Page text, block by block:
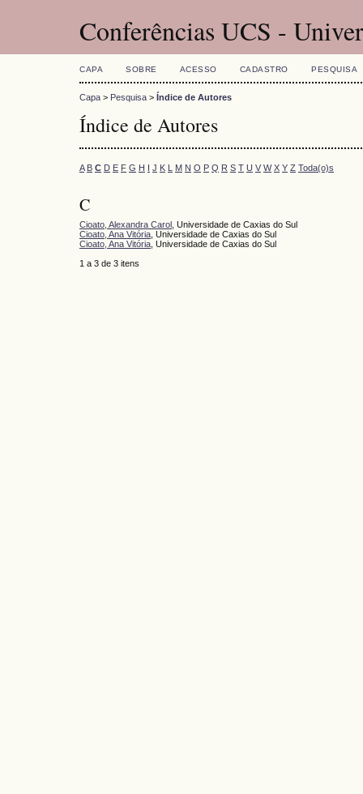
Conferências UCS -
CAPA SOBRE ACESSO CADASTRO PESQUISA
Capa > Pesquisa > Índice de Autores
Índice de Autores
A B C D E F G H I J K L M N O P Q R S T U V W X Y Z Toda(o)s
C
Cioato, Alexandra Carol
, Universidade de Caxias do Sul
Cioato, Ana Vitória , Universidade de Caxias do Sul
Cioato, Ana Vitória , Universidade de Caxias do Sul
1 a 3 de 3 itens